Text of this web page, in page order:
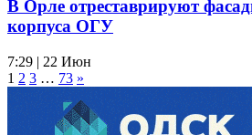
В Орле отреставрируют
корпуса ОГУ
7:29 | 22 Июн
1 2 3 … 73 »